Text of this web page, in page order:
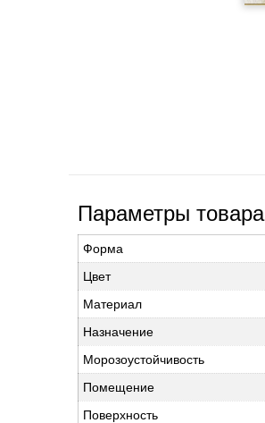
Параметры товара
Форма
Цвет
Материал
Назначение
Морозоустойчивость
Помещение
Поверхность